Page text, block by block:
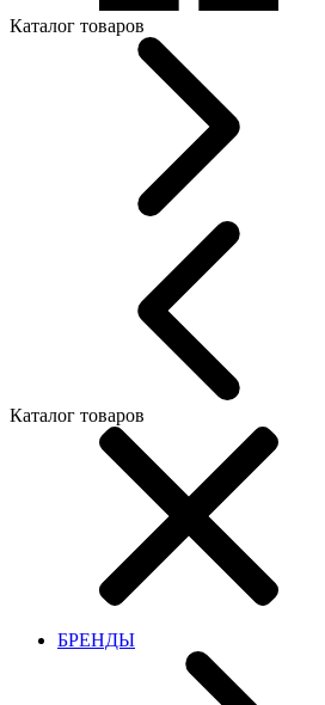
Каталог товаров
Каталог товаров
БРЕНДЫ